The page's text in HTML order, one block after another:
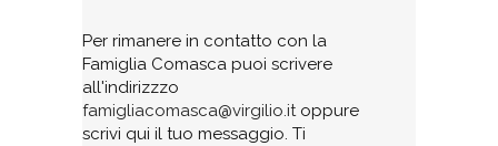
Per rimanere in contatto con la
Famiglia Comasca puoi scrivere
all'indirizzzo
famigliacomasca@virgilio.itoppure
scrivi qui il tuo messaggio. Ti